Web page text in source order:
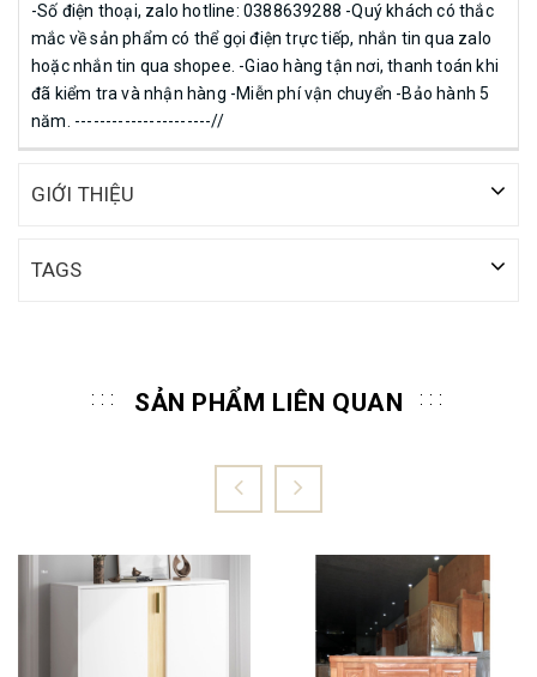
-Số điện thoại, zalo hotline: 0388639288 -Quý khách có thắc
mắc về sản phẩm có thể gọi điện trực tiếp, nhắn tin qua zalo
hoặc nhắn tin qua shopee. -Giao hàng tận nơi, thanh toán khi
đã kiểm tra và nhận hàng -Miễn phí vận chuyển -Bảo hành 5
năm. ----------------------//
GIỚI THIỆU
TAGS
SẢN PHẨM LIÊN QUAN